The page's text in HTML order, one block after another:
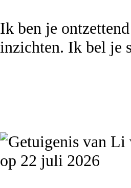
Ik ben je
inzichten. Ik bel je
op 22 juli 2026